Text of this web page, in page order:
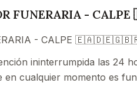
FUNERARIA -
- CALPE
ininterrumpida las 24
en cualquier momento es